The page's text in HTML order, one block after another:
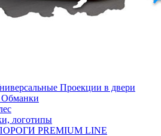
Проекции в двери
Обманки
логотипы
PREMIUM LINE